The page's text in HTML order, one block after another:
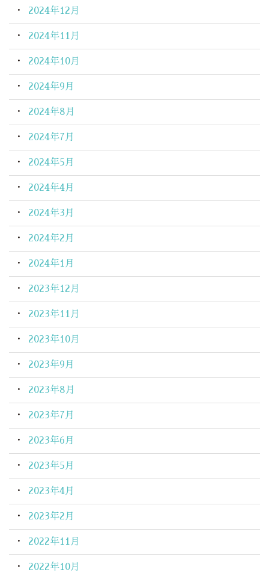
2024年12月
2024年11月
2024年10月
2024年9月
2024年8月
2024年7月
2024年5月
2024年4月
2024年3月
2024年2月
2024年1月
2023年12月
2023年11月
2023年10月
2023年9月
2023年8月
2023年7月
2023年6月
2023年5月
2023年4月
2023年2月
2022年11月
2022年10月